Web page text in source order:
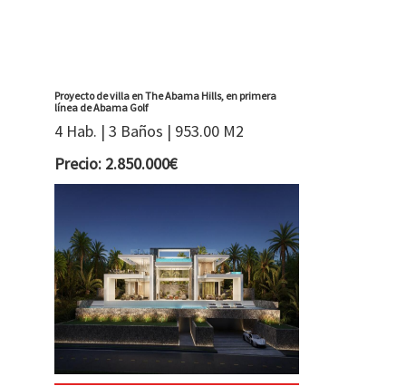
Proyecto de villa en The Abama Hills, en primera
línea de Abama Golf
4 Hab. | 3 Baños | 953.00 M2
Precio: 2.850.000€